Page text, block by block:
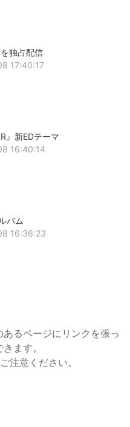
独占配信
17:40:17
R』新EDテーマ
16:40:14
バム
16:36:23
るページにリンクを張っ
ます。
注意ください。